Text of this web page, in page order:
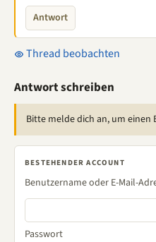
Antwort
Thread beobachten
Antwort schreiben
Bitte melde dich an, um einen
BESTEHENDER ACCOUNT
Benutzername oder E-Mail-
Passwort